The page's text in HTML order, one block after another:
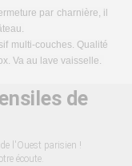
par charnière, il
multi-couches. Qualité
Va au lave vaisselle.
de
l'Ouest parisien !
écoute.